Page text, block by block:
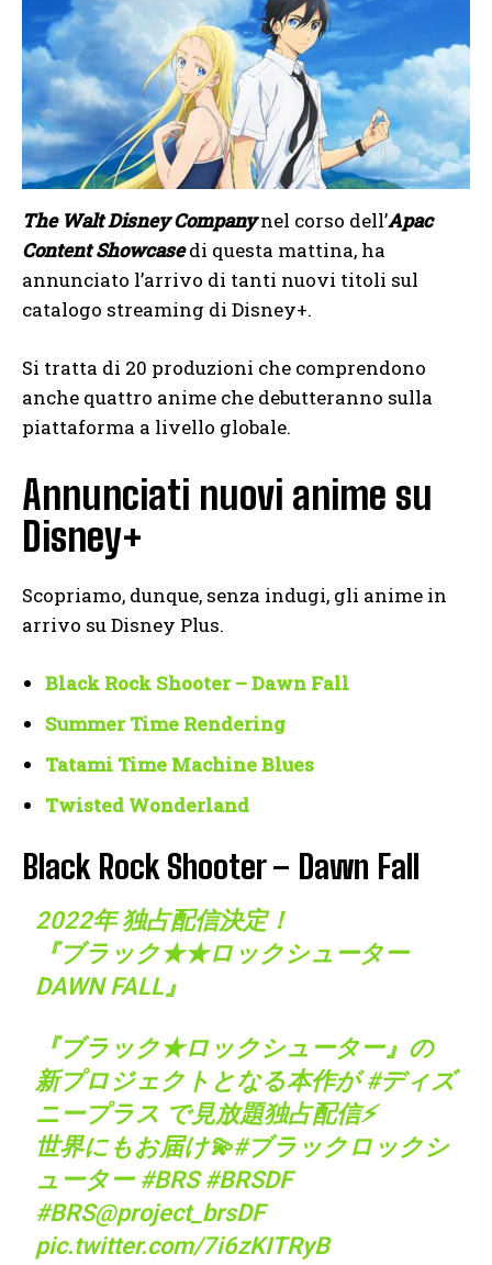
The Walt Disney Company nel corso dell’Apac
Content Showcasedi questa mattina, ha
annunciato l’arrivo di tanti nuovi titoli sul
catalogo streaming di Disney+.
Si tratta di 20 produzioni che comprendono
anche quattro anime che debutteranno sulla
piattaforma a livello globale.
Annunciati nuovi anime su
Disney+
Scopriamo, dunque, senza indugi, gli anime in
arrivo su Disney Plus.
Black Rock Shooter – Dawn Fall
Summer Time Rendering
Tatami Time Machine Blues
Twisted Wonderland
Black Rock Shooter – Dawn Fall
2022年 独占配信決定！
『ブラック★★ロックシューター
DAWN FALL』
『ブラック★ロックシューター』の
新プロジェクトとなる本作が#ディズ
ニープラス で見放題独占配信⚡
世界にもお届け💫#ブラックロックシ
ューター #BRS #BRSDF
#BRS@project_brsDF
pic.twitter.com/7i6zKITRyB